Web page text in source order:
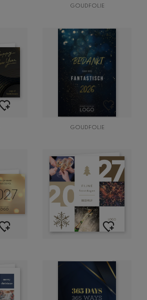
GOUDFOLIE
GOUDFOLIE